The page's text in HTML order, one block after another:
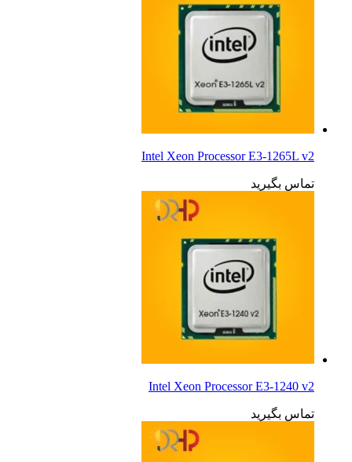
Intel Xeon Processor E3-1265L v2
تماس بگیرید
Intel Xeon Processor E3-1240 v2
تماس بگیرید